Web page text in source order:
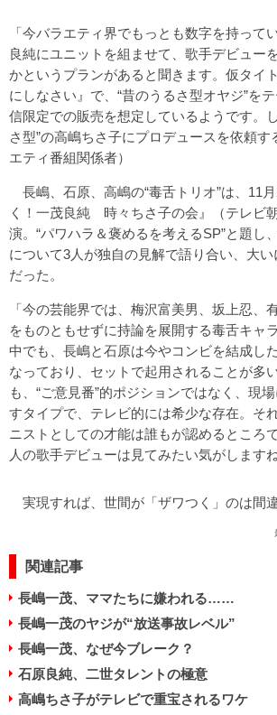
「今バラエティ界でもっとも数字を持って
良純にユニットを組ませて、歌手デビュー
かというプランがあると聞きます。仮タイ
にしなさい』で、“昔のうるさ型オヤジ”を
信限定での販売を想定しているようです。
さ型”の高嶋ちさ子にプロデュースを依頼す
エティ番組関係者）
長嶋、石原、高嶋の“毒舌トリオ”は、11
く！一茂良純 時々ちさ子の会』（テレビ
演。“パワハラ＆褒めるを考えるSP”と題し
について3人が独自の見解で語り合い、大
だった。
「今の芸能界では、梅沢富美男、坂上忍、
をものともせずに持論を展開する毒舌キャ
中でも、長嶋と石原は今やコンビを結成し
なっており、セットで起用されることが多
も、“ご意見番”的ポジションではなく、現
すタイプで、テレビ的には希少な存在。そ
ニストとしての才能は誰もが認めるところ
人の歌手デビューは見てみたい気がします
実現すれば、世間が「ザワつく」のは間
関連記事
長嶋一茂、ママたちに嫌われる……
長嶋一茂のヤジが“放送事故レベル”
長嶋一茂、なぜ今ブレーク？
石原良純、二世タレントの極意
高嶋ちさ子がテレビで重宝されるワケ